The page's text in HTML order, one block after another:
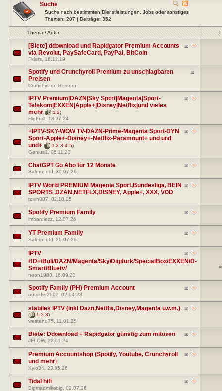
Suche
Suche nach bestimmten Dienstleistungen, Jobs oder sonstiges
Themen: 207 | Beiträge: 352
Thema/Autor
[Biete] ddownload und Rapidgator Premium Accounts
via Revolut, PaySafeCard, PayPal, BitCoin
Fklers , 16.12.19
Spotify und Crunchyroll Premium zu unschlagbaren
Preisen
CrunchyPro , Gestern
IPTV Premium|DAZN|Sky Sport|Magenta|Sport-
Telekom|EXXEN|Apple+|Disney|Netflix|und vieles
mehr ( 1 2)
Highroll , 13.07.24
+IPTV-SKY-WOW TV-DAZN-Prime-Magenta Sport-DYN
Sport-Apple+-Disney+-Netflix-Paramount+ und und
und+ ( 1 2 3 4 5)
Genius1
, 05.11.23
ChatGPT Go Abo für 12 Monate
Salem_utd , 30.07.26
IPTV World PREMIUM Magenta Sport,Bundesliga, BEIN
SPORTS ,DZAN,NETFLX,DISNEY, Apple+, XXX, VOD
toxin007 , 02.10.25
Spotify Premium Family
imbarulezz , 12.07.26
YT Premium Family
Salem_utd , 20.07.26
IPTV
HD+/Buli/DAZN/Magenta/Sky/Digiturk/SpecialBox/EXXEN/D-
Smart/Bluetv/
neon1988 , 16.09.23
Spotify Family (PH) Premium Account
outsider2002 , 02.04.23
stabiles IPTV (inkl Dazn,Netflix,Disney,Magenta u.v.m.)
( 1 2 3)
westend75 , 11.01.25
Biete: Ddownload + Rapidgator günstig zum mitusen
JFLOW, 23.01.24
Premium Accountshop (Spotify, Youtube, Crunchyroll
und mehr)
Kyio34 , 23.05.26
Tidal hifi
Bigmadmikebig , 02.07.26